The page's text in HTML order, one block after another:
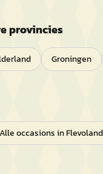
provincies
Groningen
Alle occasions inFlevoland